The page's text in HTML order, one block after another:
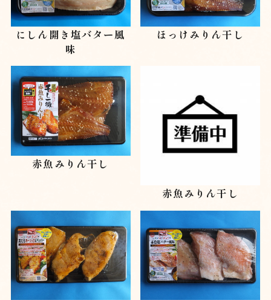
にしん開き塩バター風
味
ほっけみりん干し
赤魚みりん干し
赤魚みりん干し